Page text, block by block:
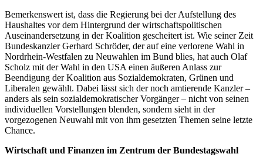
Bemerkenswert ist, dass die Regierung bei der Aufstellung des
Haushaltes vor dem Hintergrund der wirtschaftspolitischen
Auseinandersetzung in der Koalition gescheitert ist. Wie seiner Zeit
Bundeskanzler Gerhard Schröder, der auf eine verlorene Wahl in
Nordrhein-Westfalen zu Neuwahlen im Bund blies, hat auch Olaf
Scholz mit der Wahl in den USA einen äußeren Anlass zur
Beendigung der Koalition aus Sozialdemokraten, Grünen und
Liberalen gewählt. Dabei lässt sich der noch amtierende Kanzler –
anders als sein sozialdemokratischer Vorgänger – nicht von seinen
individuellen Vorstellungen blenden, sondern sieht in der
vorgezogenen Neuwahl mit von ihm gesetzten Themen seine letzte
Chance.
Wirtschaft und Finanzen im Zentrum der Bundestagswahl